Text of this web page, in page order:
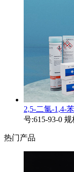
2,5-二氯-1,4-
号:615-93-0
热门产品